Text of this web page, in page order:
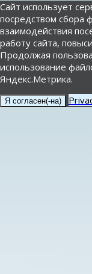
Сайт использует
посредством сбора
взаимодействия
работу сайта,
Продолжая
использование
Яндекс.Метрика.
Я согласен(-на)